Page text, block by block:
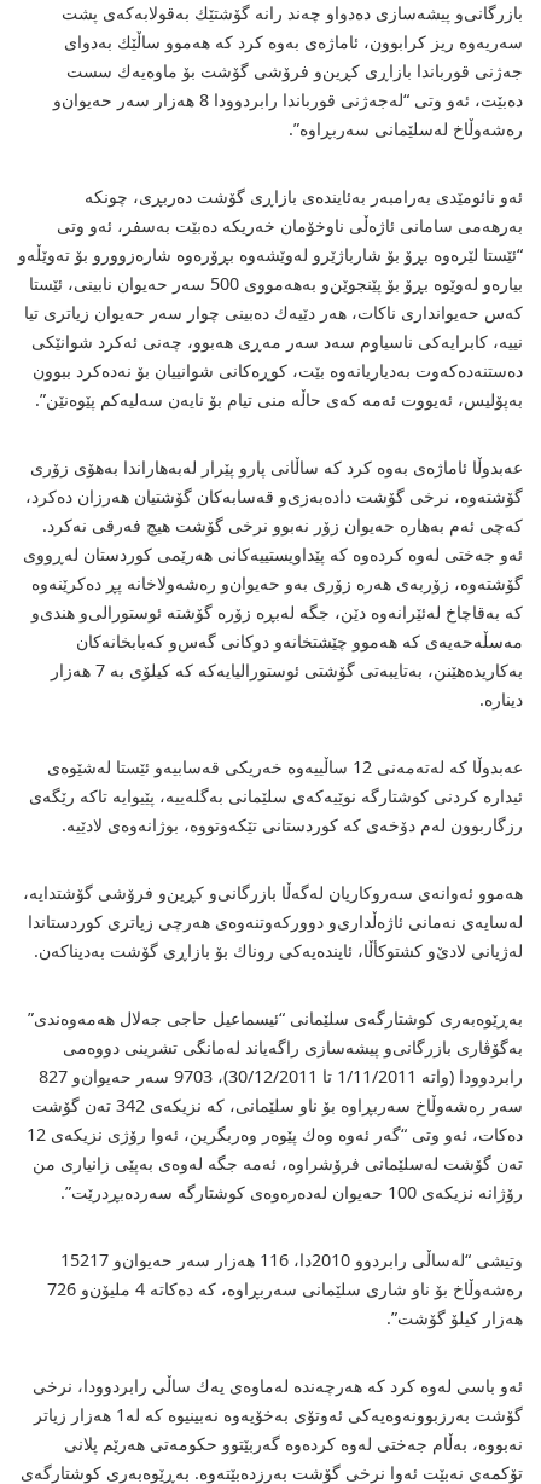
بازرگانی‌و پیشەسازی دەدواو چەند رانە گۆشتێك بەقولابەكەی پشت
سەریەوە ریز كرابوون، ئاماژەی بەوە كرد كە هەموو ساڵێك بەدوای
جەژنی قورباندا بازاڕی كڕین‌و فرۆشی گۆشت بۆ ماوەیەك سست
دەبێت، ئەو وتی “لەجەژنی قورباندا رابردوودا 8 هەزار سەر حەیوان‌و
رەشەوڵاخ لەسلێمانی سەربڕاوە”.
ئەو نائومێدی بەرامبەر بەئایندەی بازاڕی گۆشت دەربڕی، چونكە
بەرهەمی سامانی ئاژەڵی ناوخۆمان خەریكە دەبێت بەسفر، ئەو وتی
“ئێستا لێرەوە بڕۆ بۆ شارباژێرو لەوێشەوە بڕۆرەوە شارەزوورو بۆ تەوێڵەو
بیارەو لەوێوە بڕۆ بۆ پێنجوێن‌و بەهەمووی 500 سەر حەیوان نابینی، ئێستا
كەس حەیوانداری ناكات، هەر دێیەك دەبینی چوار سەر حەیوان زیاتری تیا
نییە، كابرایەكی ناسیاوم سەد سەر مەڕی هەبوو، چەنی ئەكرد شوانێكی
دەستنەدەكەوت بەدیاریانەوە بێت، كوڕەكانی شوانییان بۆ نەدەكرد ببوون
بەپۆلیس، ئەیووت ئەمە كەی حاڵە منی تیام بۆ نایەن سەلیەكم پێوەنێن”.
عەبدوڵا ئاماژەی بەوە كرد كە ساڵانی پار‌و پێرار لەبەهاراندا بەهۆی زۆری
گۆشتەوە، نرخی گۆشت دادەبەزی‌و قەسابەكان گۆشتیان هەرزان دەكرد،
كەچی ئەم بەهارە حەیوان زۆر نەبوو نرخی گۆشت هیچ فەرقی نەكرد.
ئەو جەختی لەوە كردەوە كە پێداویستییەكانی هەرێمی كوردستان لەڕووی
گۆشتەوە، زۆربەی هەرە زۆری بەو حەیوان‌و رەشەولاخانە پڕ دەكرێنەوە
كە بەقاچاخ لەئێرانەوە دێن، جگە لەبڕە زۆرە گۆشتە ئوستورالی‌و هندی‌و
مەسڵەحەیەی كە هەموو چێشتخانەو دوكانی گەس‌و كەبابخانەكان
بەكاریدەهێنن، بەتایبەتی گۆشتی ئوستورالیایەكە كە كیلۆی بە 7 هەزار
دینارە.
عەبدوڵا كە لەتەمەنی 12 ساڵییەوە خەریكی قەسابیە‌و ئێستا لەشێوەی
ئیدارە كردنی كوشتارگە نوێیەكەی سلێمانی بەگلەییە، پێیوایە تاكە رێگەی
رزگاربوون لەم دۆخەی كە كوردستانی تێكەوتووە، بوژانەوەی لادێیە.
هەموو ئەوانەی سەروكاریان لەگەڵا بازرگانی‌و كڕین‌و فرۆشی گۆشتدایە،
لەسایەی نەمانی ئاژەڵداری‌و دووركەوتنەوەی هەرچی زیاتری كوردستاندا
لەژیانی لادێ‌‌و كشتوكأڵا، ئایندەیەكی روناك بۆ بازاڕی گۆشت بەدیناكەن.
بەڕێوەبەری كوشتارگەی سلێمانی “ئیسماعیل حاجی جەلال هەمەوەندی”
بەگۆڤاری بازرگانی‌و پیشەسازی راگەیاند لەمانگی تشرینی دووەمی
رابردوودا (واتە 1/11/2011 تا 30/12/2011)، 9703 سەر حەیوان‌و 827
سەر رەشەوڵاخ سەربڕاوە بۆ ناو سلێمانی، كە نزیكەی 342 تەن گۆشت
دەكات، ئەو وتی “گەر ئەوە وەك پێوەر وەربگرین، ئەوا رۆژی نزیكەی 12
تەن گۆشت لەسلێمانی فرۆشراوە، ئەمە جگە لەوەی بەپێی زانیاری من
رۆژانە نزیكەی 100 حەیوان لەدەرەوەی كوشتارگە سەردەبڕدرێت”.
وتیشی “لەساڵی رابردوو 2010دا، 116 هەزار سەر حەیوان‌و 15217
رەشەوڵاخ بۆ ناو شاری سلێمانی سەربڕاوە، كە دەكاتە 4 ملیۆن‌و 726
هەزار كیلۆ گۆشت”.
ئەو باسی لەوە كرد كە هەرچەندە لەماوەی یەك ساڵی رابردوودا، نرخی
گۆشت بەرزبوونەوەیەكی ئەوتۆی بەخۆیەوە نەبینیوە كە لە1 هەزار زیاتر
نەبووە، بەڵام جەختی لەوە كردەوە گەربێتوو حكومەتی هەرێم پلانی
تۆكمەی نەبێت ئەوا نرخی گۆشت بەرزدەبێتەوە. بەڕێوەبەری كوشتارگەی